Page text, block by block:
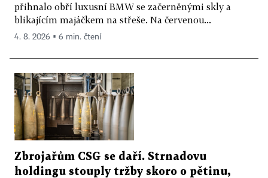
přihnalo obří luxusní BMW se začerněnými skly a
blikajícím majáčkem na střeše. Na červenou...
4. 8. 2026 ▪ 6 min. čtení
Zbrojařům CSG se daří. Strnadovu
holdingu stouply tržby skoro o pětinu,